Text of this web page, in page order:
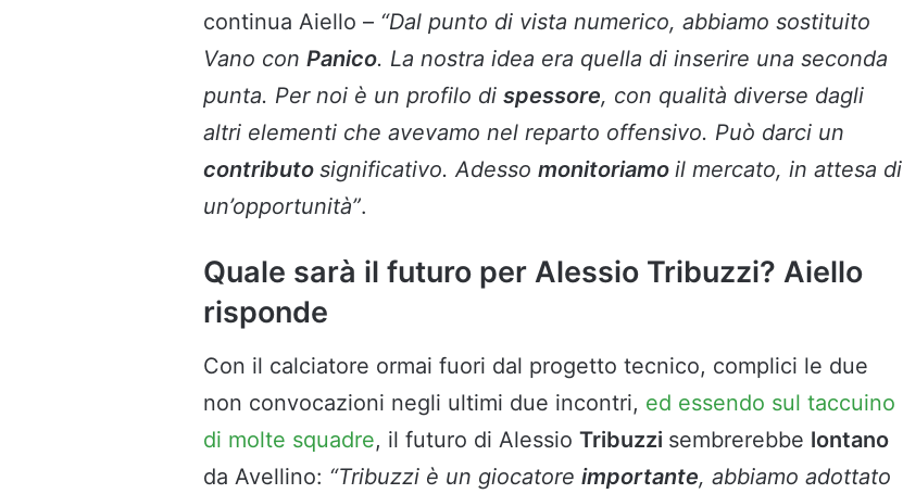
continua Aiello – “Dal punto di vista numerico, abbiamo sostituito
Vano con Panico. La nostra idea era quella di inserire una seconda
punta. Per noi è un profilo di spessore, con qualità diverse dagli
altri elementi che avevamo nel reparto offensivo. Può darci un
contributo significativo. Adesso monitoriamo il mercato, in attesa di
un’opportunità”.
Quale sarà il futuro per Alessio Tribuzzi? Aiello
risponde
Con il calciatore ormai fuori dal progetto tecnico, complici le due
non convocazioni negli ultimi due incontri, ed essendo sul taccuino
di molte squadre, il futuro di Alessio Tribuzzi sembrerebbe lontano
da Avellino: “Tribuzzi è un giocatore importante, abbiamo adottato